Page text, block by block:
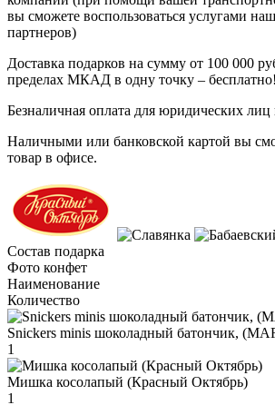
вы сможете воспользоваться услугами
партнеров)
Доставка подарков на сумму от 100 000
пределах МКАД в одну точку – бесплатно!
Безналичная оплата для юридических
Наличными или банковской картой вы
товар в офисе.
Состав подарка
Фото конфет
Наименование
Количество
Snickers minis шоколадный батончик,
1
Мишка косолапый (Красный Октябрь)
1